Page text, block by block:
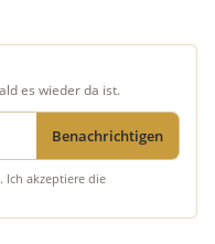
es wieder da ist.
Benachrichtigen
Ich akzeptiere die